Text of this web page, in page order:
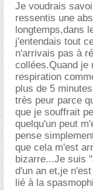
Je voudrais
ressentis une
longtemps,dans
j'entendais tout
n'arrivais pas à
collées.Quand je
respiration
plus de 5
très peur parce
que je souffrait
quelqu'un peut
pense
que cela m'est
bizarre...Je suis
d'un an et,je
lié à la